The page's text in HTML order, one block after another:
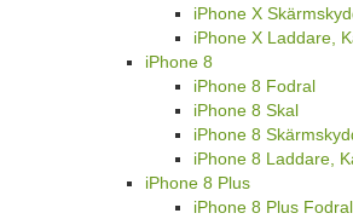
iPhone X
iPhone X Laddare,
iPhone 8
iPhone 8 Fodral
iPhone 8 Skal
iPhone 8
iPhone 8 Laddare,
iPhone 8 Plus
iPhone 8 Plus Fodral